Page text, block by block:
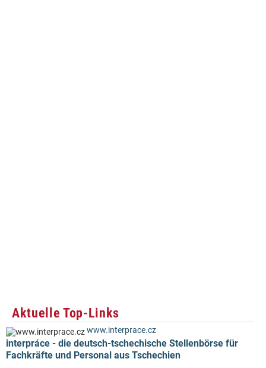
Aktuelle Top-Links
www.interprace.cz
interpráce - die deutsch-tschechische Stellenbörse für
Fachkräfte und Personal aus Tschechien